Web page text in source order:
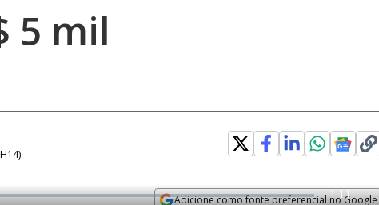
5 mil
)
Adicione como fonte preferencial no Google
R
-1:11